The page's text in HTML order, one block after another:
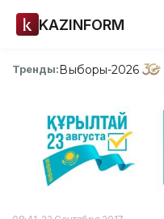
KAZINFORM
Тренды:Выборы-2026